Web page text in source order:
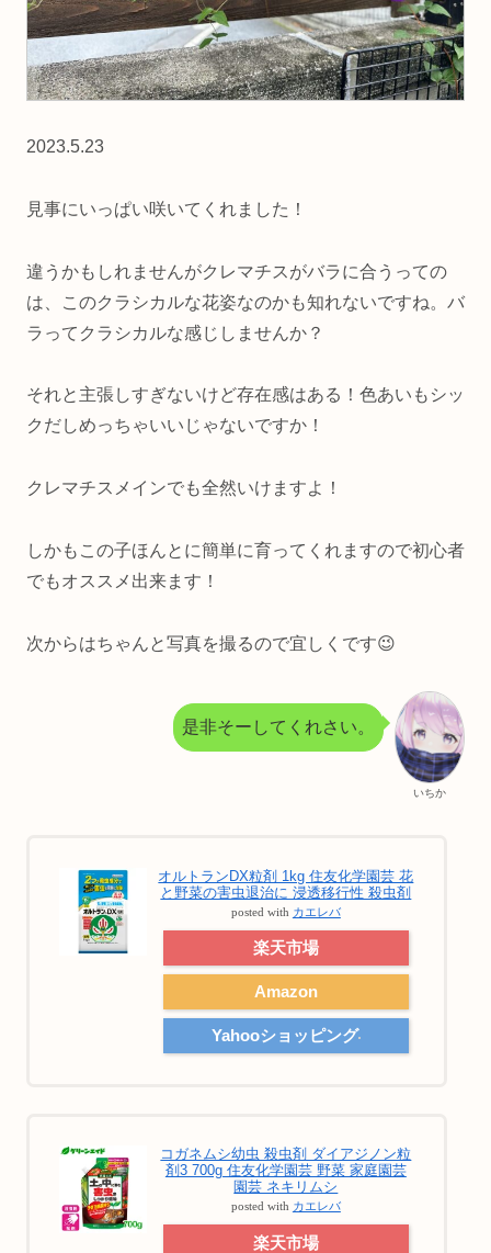
2023.5.23
見事にいっぱい咲いてくれました！
違うかもしれませんがクレマチスがバラに合うっての
は、このクラシカルな花姿なのかも知れないですね。バ
ラってクラシカルな感じしませんか？
それと主張しすぎないけど存在感はある！色あいもシッ
クだしめっちゃいいじゃないですか！
クレマチスメインでも全然いけますよ！
しかもこの子ほんとに簡単に育ってくれますので初心者
でもオススメ出来ます！
次からはちゃんと写真を撮るので宜しくです😉
いちか
是非そーしてくれさい。
オルトランDX粒剤 1kg 住友化学園芸 花
と野菜の害虫退治に 浸透移行性 殺虫剤
posted with カエレバ
楽天市場
Amazon
Yahooショッピング
コガネムシ幼虫 殺虫剤 ダイアジノン粒
剤3 700g 住友化学園芸 野菜 家庭園芸
園芸 ネキリムシ
posted with カエレバ
楽天市場